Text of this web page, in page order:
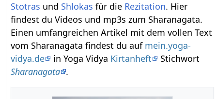
Stotras und Shlokas für die Rezitation. Hier
findest du Videos und mp3s zum Sharanagata.
Einen umfangreichen Artikel mit dem vollen Text
vom Sharanagata findest du auf mein.yoga-
vidya.de
in Yoga Vidya Kirtanheft
Stichwort
Sharanagata .